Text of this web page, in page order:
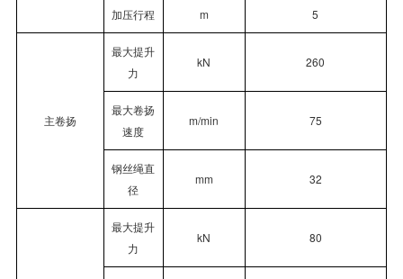
加压行程 m 5
主卷扬
最大提升
力
kN 260
最大卷扬
速度
m/min 75
钢丝绳直
径
mm 32
最大提升
力
kN 80